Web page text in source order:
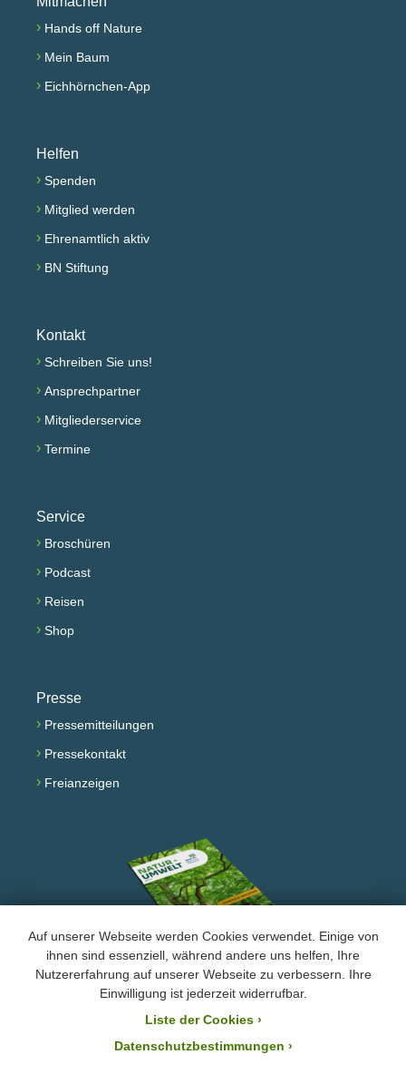
Auf unserer Webseite werden Cookies verwendet. Einige von
ihnen sind essenziell, während andere uns helfen, Ihre
Nutzererfahrung auf unserer Webseite zu verbessern. Ihre
Einwilligung ist jederzeit widerrufbar.
Liste der Cookies ›
Datenschutzbestimmungen ›
› Hands off Nature
› Mein Baum
› Eichhörnchen-App
Helfen
› Spenden
› Mitglied werden
› Ehrenamtlich aktiv
› BN Stiftung
Kontakt
› Schreiben Sie uns!
› Ansprechpartner
› Mitgliederservice
› Termine
Service
› Broschüren
› Podcast
› Reisen
› Shop
Presse
› Pressemitteilungen
› Pressekontakt
› Freianzeigen
FacebookInstagramYouTube
› Impressum und Datenschutz